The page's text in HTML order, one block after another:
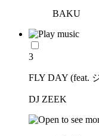
BAKU
3
FLY DAY (feat.
DJ ZEEK